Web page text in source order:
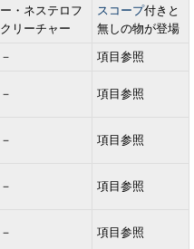
ー・ネステロフ
クリーチャー
スコープ付きと
無しの物が登場
－ 項目参照
－ 項目参照
－ 項目参照
－ 項目参照
－ 項目参照